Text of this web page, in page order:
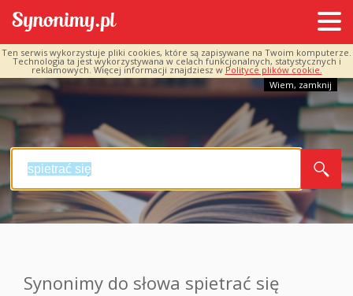
Ten serwis wykorzystuje pliki cookies, które są zapisywane na Twoim komputerze.
Technologia ta jest wykorzystywana w celach funkcjonalnych, statystycznych i
reklamowych. Więcej informacji znajdziesz w Polityce plików cookie.
Wiem, zamknij
Synonimy do słowa spietrać się